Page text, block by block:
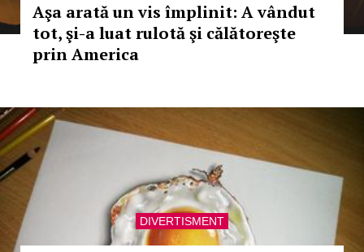
Aşa arată un vis împlinit: A vândut
tot, şi-a luat rulotă şi călătoreşte
prin America
DIVERTISMENT